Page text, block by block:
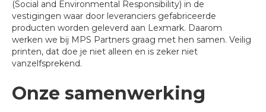
(Social and Environmental Responsibility) in de
vestigingen waar door leveranciers gefabriceerde
producten worden geleverd aan Lexmark. Daarom
werken we bij MPS Partners graag met hen samen. Veilig
printen, dat doe je niet alleen en is zeker niet
vanzelfsprekend.
Onze samenwerking